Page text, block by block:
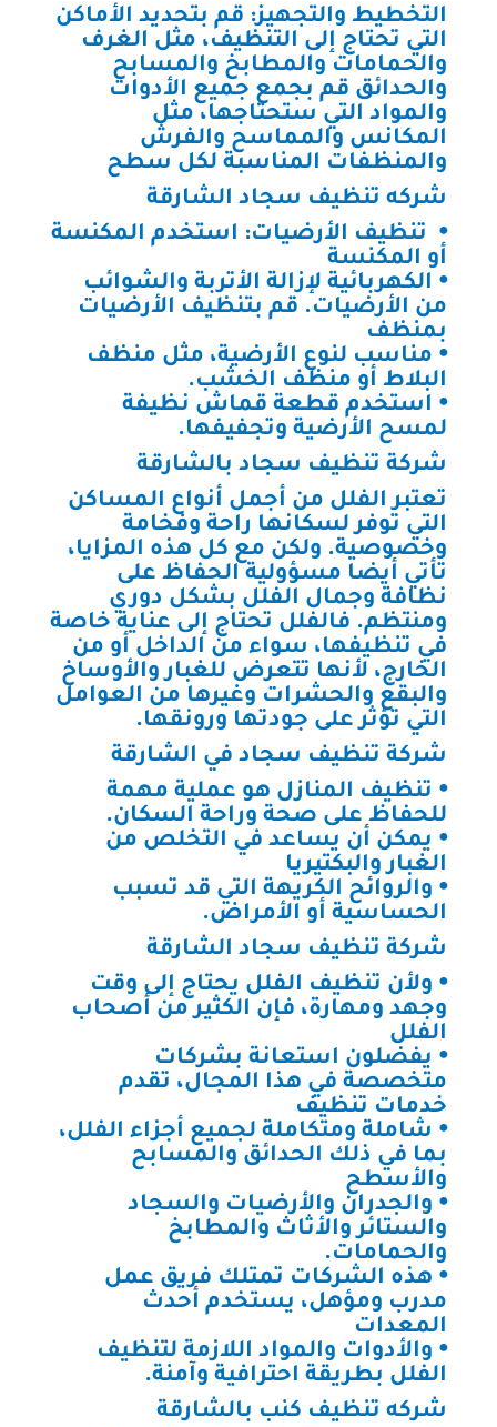
التخطيط والتجهيز: قم بتحديد الأماكن
التي تحتاج إلى التنظيف، مثل الغرف
والحمامات والمطابخ والمسابح
والحدائق قم بجمع جميع الأدوات
والمواد التي ستحتاجها، مثل
المكانس والمماسح والفرش
والمنظفات المناسبة لكل سطح
شركه تنظيف سجاد الشارقة
⦁ تنظيف الأرضيات: استخدم المكنسة
أو المكنسة
⦁ الكهربائية لإزالة الأتربة والشوائب
من الأرضيات. قم بتنظيف الأرضيات
بمنظف
⦁ مناسب لنوع الأرضية، مثل منظف
البلاط أو منظف الخشب.
⦁ استخدم قطعة قماش نظيفة
لمسح الأرضية وتجفيفها.
شركة تنظيف سجاد بالشارقة
تعتبر الفلل من أجمل أنواع المساكن
التي توفر لسكانها راحة وفخامة
وخصوصية. ولكن مع كل هذه المزايا،
تأتي أيضا مسؤولية الحفاظ على
نظافة وجمال الفلل بشكل دوري
ومنتظم. فالفلل تحتاج إلى عناية خاصة
في تنظيفها، سواء من الداخل أو من
الخارج، لأنها تتعرض للغبار والأوساخ
والبقع والحشرات وغيرها من العوامل
التي تؤثر على جودتها ورونقها.
شركة تنظيف سجاد في الشارقة
⦁ تنظيف المنازل هو عملية مهمة
للحفاظ على صحة وراحة السكان.
⦁ يمكن أن يساعد في التخلص من
الغبار والبكتيريا
⦁ والروائح الكريهة التي قد تسبب
الحساسية أو الأمراض.
شركة تنظيف سجاد الشارقة
⦁ ولأن تنظيف الفلل يحتاج إلى وقت
وجهد ومهارة، فإن الكثير من أصحاب
الفلل
⦁ يفضلون استعانة بشركات
متخصصة في هذا المجال، تقدم
خدمات تنظيف
⦁ شاملة ومتكاملة لجميع أجزاء الفلل،
بما في ذلك الحدائق والمسابح
والأسطح
⦁ والجدران والأرضيات والسجاد
والستائر والأثاث والمطابخ
والحمامات.
⦁ هذه الشركات تمتلك فريق عمل
مدرب ومؤهل، يستخدم أحدث
المعدات
⦁ والأدوات والمواد اللازمة لتنظيف
الفلل بطريقة احترافية وآمنة.
شركه تنظيف كنب بالشارقة